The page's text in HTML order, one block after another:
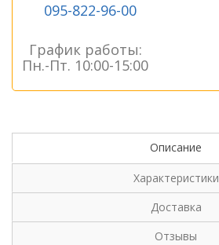
095-822-96-00
График работы:
Пн.-Пт. 10:00-15:00
Описание
Характеристики
Доставка
Отзывы